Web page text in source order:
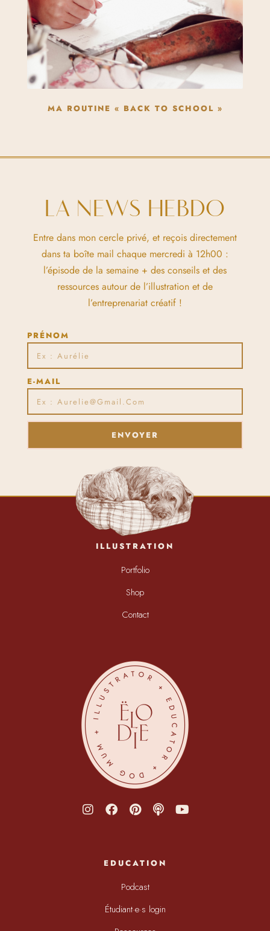
MA ROUTINE « BACK TO SCHOOL »
LA NEWS HEBDO
Entre dans mon cercle privé, et reçois directement
dans ta boîte mail chaque mercredi à 12h00 :
l’épisode de la semaine + des conseils et des
ressources autour de l’illustration et de
l’entreprenariat créatif !
PRÉNOM
E-MAIL
ENVOYER
ILLUSTRATION
Portfolio
Shop
Contact
EDUCATION
Podcast
Étudiant·e·s login